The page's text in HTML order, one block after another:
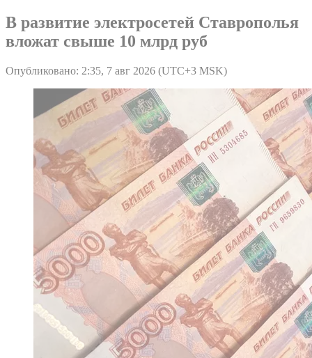
В развитие электросетей Ставрополья
вложат свыше 10 млрд руб
Опубликовано: 2:35, 7 авг 2026 (UTC+3 MSK)